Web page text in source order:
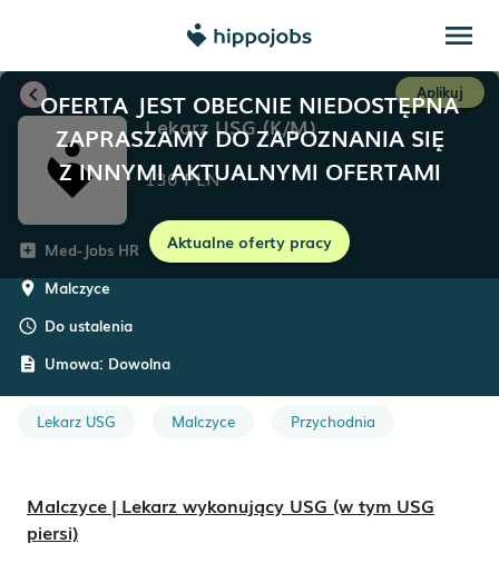
menu
OFERTA JEST OBECNIE NIEDOSTĘPNA
ZAPRASZAMY DO ZAPOZNANIA SIĘ
Z INNYMI AKTUALNYMI OFERTAMI
Aktualne oferty pracy
chevron_left Aplikuj
Lekarz USG (K/M)
130PLN
add_box Med-Jobs HR
room Malczyce
schedule Do ustalenia
description Umowa: Dowolna
Lekarz USG Malczyce Przychodnia
Malczyce | Lekarz wykonujący USG (w tym USG
piersi)